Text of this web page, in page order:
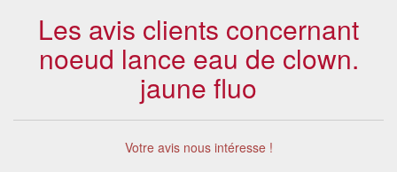
Les avis clients concernant
noeud lance eau de clown.
jaune fluo
Votre avis nous intéresse !